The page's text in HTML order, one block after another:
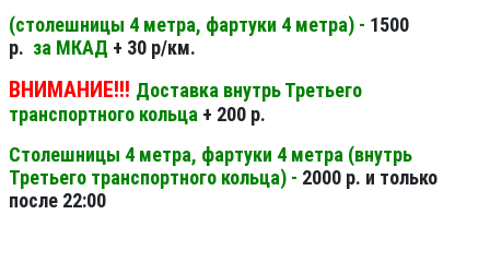
(столешницы 4 метра, фартуки 4 метра) - 1500
р. за МКАД + 30 р/км.
ВНИМАНИЕ!!! Доставка внутрь Третьего
транспортного кольца + 200 р.
Столешницы 4 метра, фартуки 4 метра (внутрь
Третьего транспортного кольца) - 2000 р. и только
после 22:00